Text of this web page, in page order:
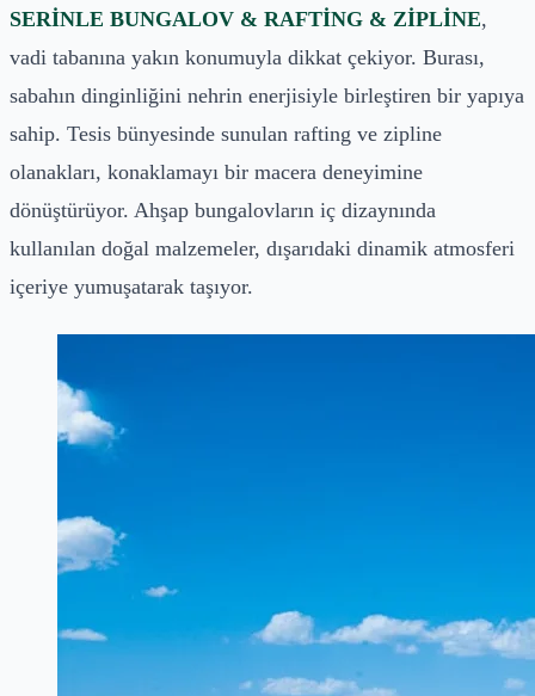
SERİNLE BUNGALOV & RAFTİNG & ZİPLİNE,
vadi tabanına yakın konumuyla dikkat çekiyor. Burası,
sabahın dinginliğini nehrin enerjisiyle birleştiren bir yapıya
sahip. Tesis bünyesinde sunulan rafting ve zipline
olanakları, konaklamayı bir macera deneyimine
dönüştürüyor. Ahşap bungalovların iç dizaynında
kullanılan doğal malzemeler, dışarıdaki dinamik atmosferi
içeriye yumuşatarak taşıyor.